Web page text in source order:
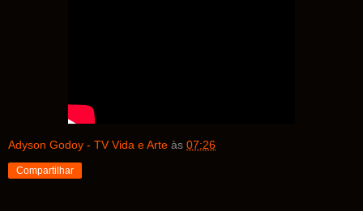
Adyson Godoy - TV Vida e Arte às 07:26
Compartilhar